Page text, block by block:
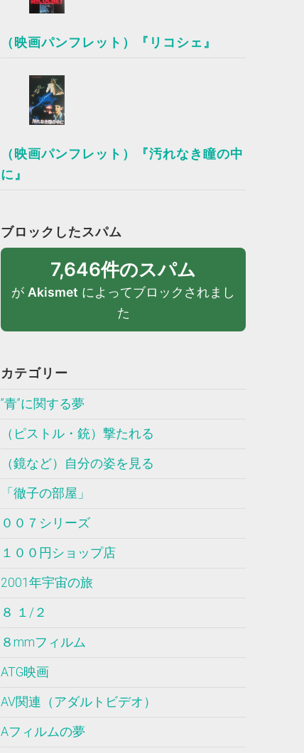
（映画パンフレット）『リコシェ』
（映画パンフレット）『汚れなき瞳の中
に』
ブロックしたスパム
7,646件のスパム
が Akismet によってブロックされまし
た
カテゴリー
”青”に関する夢
（ピストル・銃）撃たれる
（鏡など）自分の姿を見る
「徹子の部屋」
００７シリーズ
１００円ショップ店
2001年宇宙の旅
８ １/２
８mmフィルム
ATG映画
AV関連（アダルトビデオ）
Aフィルムの夢